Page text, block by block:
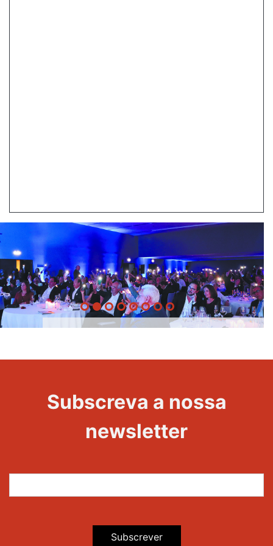
Evento
Maravilhas
Subscreva a nossa
newsletter
Subscrever